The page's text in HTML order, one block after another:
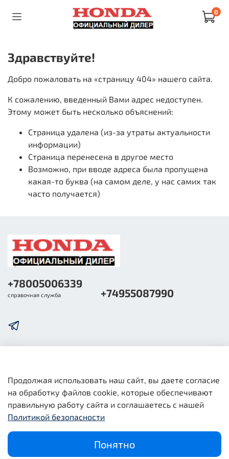
0
Здравствуйте!
Добро пожаловать на «страницу 404» нашего сайта.
К сожалению, введенный Вами адрес недоступен.
Этому может быть несколько объяснений:
Страница удалена (из-за утраты актуальности
информации)
Страница перенесена в другое место
Возможно, при вводе адреса была пропущена
какая-то буква (на самом деле, у нас самих так
часто получается)
Общая информация
Юридическая информация
+78005006339
справочная служба +74955087990
Продолжая использовать наш сайт, вы даете согласие
на обработку файлов cookie, которые обеспечивают
правильную работу сайта и соглашаетесь с нашей
Политикой безопасности
Понятно